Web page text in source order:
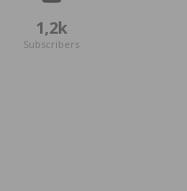
1,2k
Subscribers